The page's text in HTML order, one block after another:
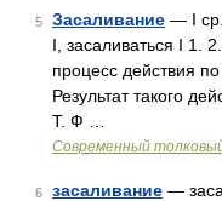
5 Засаливание — I ср.
I, засаливаться I 1.
процесс действия
Результат такого
Т. Ф …
Современный
6 засаливание —